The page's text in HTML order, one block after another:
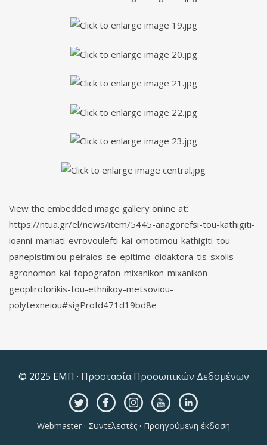
View the embedded image gallery online at:
https://ntua.gr/el/news/item/5445-anagorefsi-tou-kathigiti-
ioanni-maniati-evrovoulefti-kai-omotimou-kathigiti-tou-
panepistimiou-peiraios-se-epitimo-didaktora-tis-sxolis-
agronomon-kai-topografon-mixanikon-mixanikon-
geopliroforikis-tou-ethnikoy-metsoviou-
polytexneiou#sigProId471d19bd8e
© 2025 ΕΜΠ · Προστασία Προσωπικών Δεδομένων
Webmaster · Συντελεστές · Προηγούμενη έκδοση